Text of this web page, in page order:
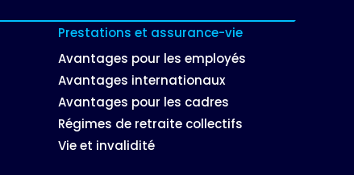
Prestations et assurance-vie
Avantages pour les employés
Avantages internationaux
Avantages pour les cadres
Régimes de retraite collectifs
Vie et invalidité